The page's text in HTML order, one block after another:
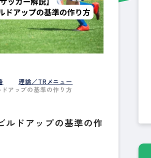
理論／TRメニュー
アップの基準の作り方
ルドアップの基準の作